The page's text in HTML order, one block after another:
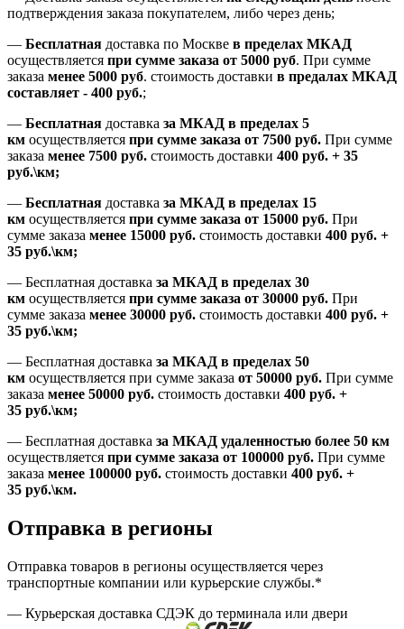
подтверждения заказа покупателем, либо через день;
— Бесплатная доставка по Москве в пределах МКАД
осуществляется при сумме заказа от 5000 руб. При сумме
заказа менее 5000 руб. стоимость доставки в предалах МКАД
составляет - 400 руб.;
— Бесплатная доставка за МКАД в пределах 5
км осуществляется при сумме заказа от 7500 руб. При сумме
заказа менее 7500 руб. стоимость доставки 400 руб. + 35
руб.\км;
— Бесплатная доставка за МКАД в пределах 15
км осуществляется при сумме заказа от 15000 руб. При
сумме заказа менее 15000 руб. стоимость доставки 400 руб. +
35 руб.\км;
— Бесплатная доставка за МКАД в пределах 30
км осуществляется при сумме заказа от 30000 руб. При
сумме заказа менее 30000 руб. стоимость доставки 400 руб. +
35 руб.\км;
— Бесплатная доставка за МКАД в пределах 50
км осуществляется при сумме заказа от 50000 руб. При сумме
заказа менее 50000 руб. стоимость доставки 400 руб. +
35 руб.\км;
— Бесплатная доставка за МКАД удаленностью более 50 км
осуществляется при сумме заказа от 100000 руб. При сумме
заказа менее 100000 руб. стоимость доставки 400 руб. +
35 руб.\км.
Отправка в регионы
Отправка товаров в регионы осуществляется через
транспортные компании или курьерские службы.*
— Курьерская доставка СДЭК до терминала или двери